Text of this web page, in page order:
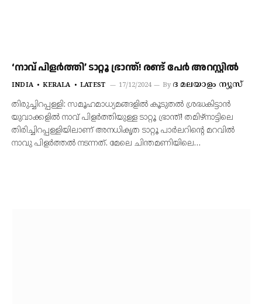
‘നാവ് പിളർത്തി’ ടാറ്റൂ ഭ്രാന്ത്! രണ്ട് പേർ അറസ്റ്റിൽ
INDIA KERALA LATEST 17/12/2024 By ദ മലയാളം ന്യൂസ്‌
തിരുച്ചിറപ്പള്ളി: സമൂഹമാധ്യമങ്ങളിൽ കൂടുതൽ ശ്രദ്ധകിട്ടാൻ
യുവാക്കളിൽ നാവ് പിളർത്തിയുള്ള ടാറ്റൂ ഭ്രാന്ത്! തമിഴ്‌നാട്ടിലെ
തിരിച്ചിറപ്പള്ളിയിലാണ് അനധികൃത ടാറ്റൂ പാർലറിന്റെ മറവിൽ
നാവു പിളർത്തൽ നടന്നത്. മേലെ ചിന്തമണിയിലെ…